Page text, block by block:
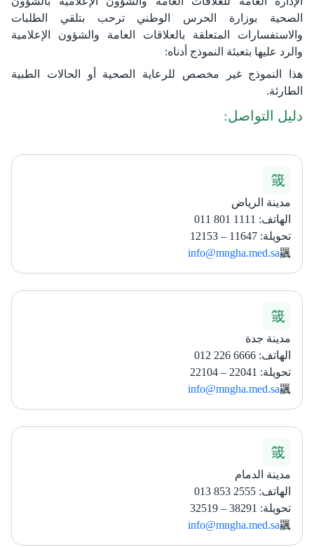
الصحية بوزارة الحرس الوطني ترحب بتلقي الطلبات
والاستفسارات المتعلقة بالعلاقات العامة والشؤون الإعلامية
والرد عليها بتعبئة النموذج أدناه:
هذا النموذج غير مخصص للرعاية الصحية أو الحالات الطبية
الطارئة.
دليل التواصل:​​
مدينة الرياض​
الهاتف: 1111 801 011
تحويلة: 11647 – 12153
info@mngha.med.sa
مدينة جدة
الهاتف: 6666 226 012
تحويلة: 22041 – 22104
info@mngha.med.sa
مدينة الدمام
الهاتف: 2555 853 013
تحويلة: 38291 – 32519
info@mngha.med.sa